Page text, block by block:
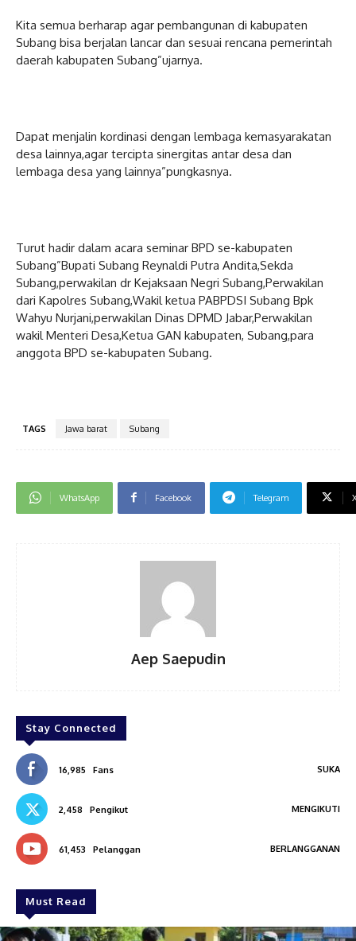
Kita semua berharap agar pembangunan di kabupaten
Subang bisa berjalan lancar dan sesuai rencana pemerintah
daerah kabupaten Subang”ujarnya.
Dapat menjalin kordinasi dengan lembaga kemasyarakatan
desa lainnya,agar tercipta sinergitas antar desa dan
lembaga desa yang lainnya”pungkasnya.
Turut hadir dalam acara seminar BPD se-kabupaten
Subang”Bupati Subang Reynaldi Putra Andita,Sekda
Subang,perwakilan dr Kejaksaan Negri Subang,Perwakilan
dari Kapolres Subang,Wakil ketua PABPDSI Subang Bpk
Wahyu Nurjani,perwakilan Dinas DPMD Jabar,Perwakilan
wakil Menteri Desa,Ketua GAN kabupaten, Subang,para
anggota BPD se-kabupaten Subang.
TAGS Jawa barat Subang
WhatsApp Facebook Telegram
Aep Saepudin
Stay Connected
16,985 Fans SUKA
2,458 Pengikut MENGIKUTI
61,453 Pelanggan BERLANGGANAN
Must Read